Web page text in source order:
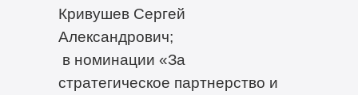
Кривушев Сергей
Александрович;
в номинации «За
стратегическое партнерство и